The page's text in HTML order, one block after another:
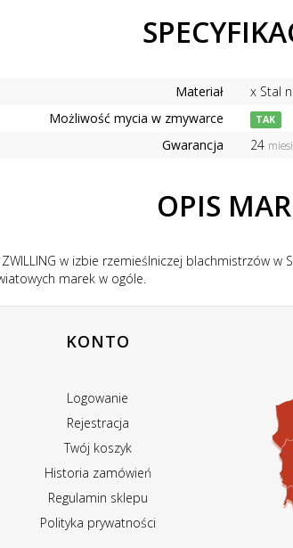
Materiał
x Stal
Możliwość mycia w zmywarce
TAK
Gwarancja 24
OPIS
w izbie rzemieślniczej blachmistrzów w
marek w ogóle.
KONTO
Logowanie
Rejestracja
Twój koszyk
Historia zamówień
Regulamin sklepu
Polityka prywatności